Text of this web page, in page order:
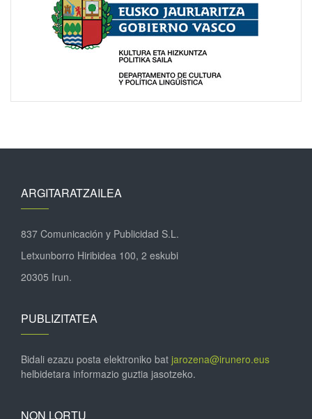
ARGITARATZAILEA
837 Comunicación y Publicidad S.L.
Letxunborro Hiribidea 100, 2 eskubi
20305 Irun.
PUBLIZITATEA
Bidali ezazu posta elektroniko bat jarozena@irunero.eus
helbidetara informazio guztia jasotzeko.
NON LORTU